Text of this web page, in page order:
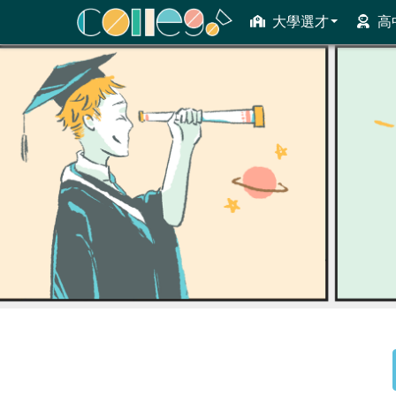
大學選才 高
ColleGo! 大學選才與高中育才輔助系統